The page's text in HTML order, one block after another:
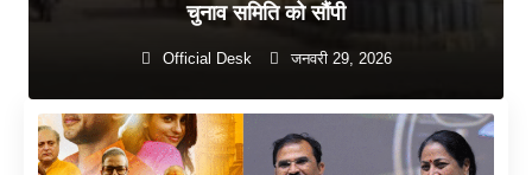
चुनाव समिति को सौंपी
Official Desk जनवरी 29, 2026